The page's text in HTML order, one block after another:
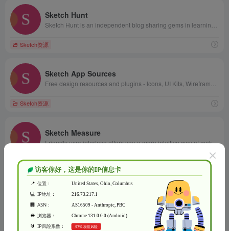
Sketch Hunt
Sketch资源
Sketch App Sources
Sketch资源
Sketch Measure
Friendly user interface offers you a more intuitive way of making marks.
Sketch资源
Sketch
The digital design toolkit